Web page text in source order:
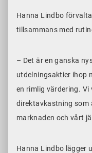
Hanna Lindbo
tillsammans med
– Det är en ganska
utdelningsaktier ihop
en rimlig värdering. Vi
direktavkastning som
marknaden och vårt
Hanna Lindbo lägger